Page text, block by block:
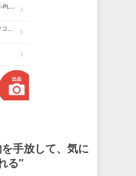
手放して、気に
る”